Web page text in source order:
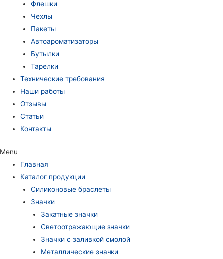
Флешки
Чехлы
Пакеты
Автоароматизаторы
Бутылки
Тарелки
Технические требования
Наши работы
Отзывы
Статьи
Контакты
Menu
Главная
Каталог продукции
Силиконовые браслеты
Значки
Закатные значки
Светоотражающие значки
Значки с заливкой смолой
Металлические значки